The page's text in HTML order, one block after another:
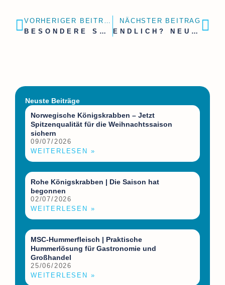
BESONDERE SOMMER-URLAUBSGRÜSSE
NÄCHSTER BEITRAG
ENDLICH? NEU BEI 68°NOORD!
Neuste Beiträge
Norwegische Königskrabben – Jetzt
Spitzenqualität für die Weihnachtssaison
sichern
09/07/2026
WEITERLESEN »
Rohe Königskrabben | Die Saison hat
begonnen
02/07/2026
WEITERLESEN »
MSC-Hummerfleisch | Praktische
Hummerlösung für Gastronomie und
Großhandel
25/06/2026
WEITERLESEN »